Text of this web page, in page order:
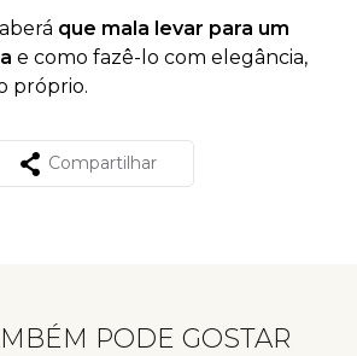
que mala levar para um
e como fazê-lo com elegância,
próprio.
Compartilhar
PODE GOSTAR